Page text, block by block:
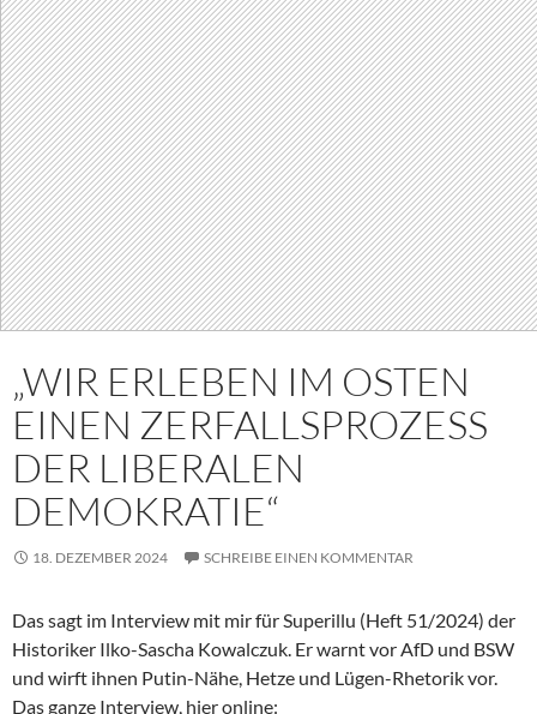
„WIR ERLEBEN IM OSTEN
EINEN ZERFALLSPROZESS
DER LIBERALEN
DEMOKRATIE“
18. DEZEMBER 2024 SCHREIBE EINEN KOMMENTAR
Das sagt im Interview mit mir für Superillu (Heft 51/2024) der
Historiker Ilko-Sascha Kowalczuk. Er warnt vor AfD und BSW
und wirft ihnen Putin-Nähe, Hetze und Lügen-Rhetorik vor.
Das ganze Interview, hier online: